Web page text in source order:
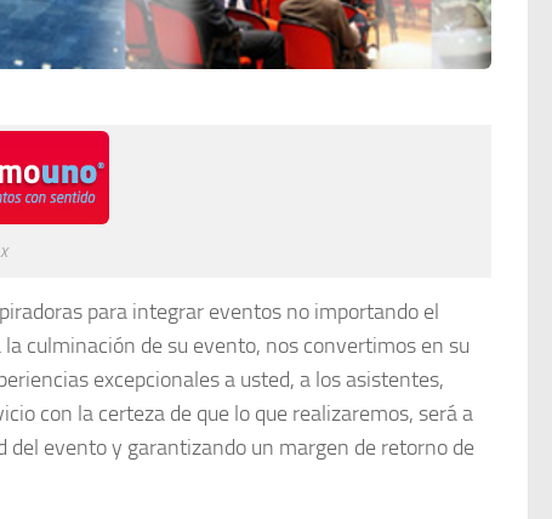
para integrar eventos no importando el
culminación de su evento, nos convertimos en su
excepcionales a usted, a los asistentes,
con la certeza de que lo que realizaremos, será a
del evento y garantizando un margen de retorno de